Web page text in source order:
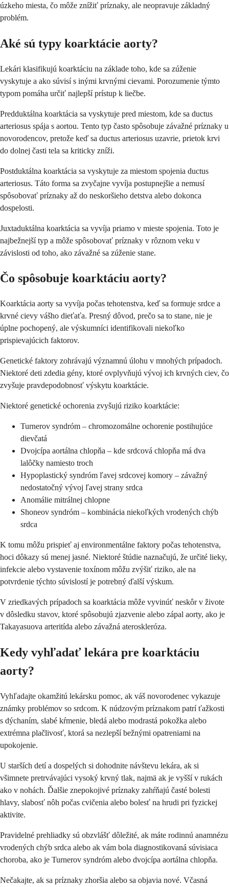
úzkeho miesta, čo môže znížiť príznaky, ale neopravuje základný
problém.
Aké sú typy koarktácie aorty?
Lekári klasifikujú koarktáciu na základe toho, kde sa zúženie
vyskytuje a ako súvisí s inými krvnými cievami. Porozumenie týmto
typom pomáha určiť najlepší prístup k liečbe.
Predduktálna koarktácia sa vyskytuje pred miestom, kde sa ductus
arteriosus spája s aortou. Tento typ často spôsobuje závažné príznaky u
novorodencov, pretože keď sa ductus arteriosus uzavrie, prietok krvi
do dolnej časti tela sa kriticky zníži.
Postduktálna koarktácia sa vyskytuje za miestom spojenia ductus
arteriosus. Táto forma sa zvyčajne vyvíja postupnejšie a nemusí
spôsobovať príznaky až do neskoršieho detstva alebo dokonca
dospelosti.
Juxtaduktálna koarktácia sa vyvíja priamo v mieste spojenia. Toto je
najbežnejší typ a môže spôsobovať príznaky v rôznom veku v
závislosti od toho, ako závažné sa zúženie stane.
Čo spôsobuje koarktáciu aorty?
Koarktácia aorty sa vyvíja počas tehotenstva, keď sa formuje srdce a
krvné cievy vášho dieťaťa. Presný dôvod, prečo sa to stane, nie je
úplne pochopený, ale výskumníci identifikovali niekoľko
prispievajúcich faktorov.
Genetické faktory zohrávajú významnú úlohu v mnohých prípadoch.
Niektoré deti zdedia gény, ktoré ovplyvňujú vývoj ich krvných ciev, čo
zvyšuje pravdepodobnosť výskytu koarktácie.
Niektoré genetické ochorenia zvyšujú riziko koarktácie:
Turnerov syndróm – chromozomálne ochorenie postihujúce
dievčatá
Dvojcípa aortálna chlopňa – kde srdcová chlopňa má dva
lalôčky namiesto troch
Hypoplastický syndróm ľavej srdcovej komory – závažný
nedostatočný vývoj ľavej strany srdca
Anomálie mitrálnej chlopne
Shoneov syndróm – kombinácia niekoľkých vrodených chýb
srdca
K tomu môžu prispieť aj environmentálne faktory počas tehotenstva,
hoci dôkazy sú menej jasné. Niektoré štúdie naznačujú, že určité lieky,
infekcie alebo vystavenie toxínom môžu zvýšiť riziko, ale na
potvrdenie týchto súvislostí je potrebný ďalší výskum.
V zriedkavých prípadoch sa koarktácia môže vyvinúť neskôr v živote
v dôsledku stavov, ktoré spôsobujú zjazvenie alebo zápal aorty, ako je
Takayasuova arteritída alebo závažná ateroskleróza.
Kedy vyhľadať lekára pre koarktáciu
aorty?
Vyhľadajte okamžitú lekársku pomoc, ak váš novorodenec vykazuje
známky problémov so srdcom. K núdzovým príznakom patrí ťažkosti
s dýchaním, slabé kŕmenie, bledá alebo modrastá pokožka alebo
extrémna plačlivosť, ktorá sa nezlepší bežnými opatreniami na
upokojenie.
U starších detí a dospelých si dohodnite návštevu lekára, ak si
všimnete pretrvávajúci vysoký krvný tlak, najmä ak je vyšší v rukách
ako v nohách. Ďalšie znepokojivé príznaky zahŕňajú časté bolesti
hlavy, slabosť nôh počas cvičenia alebo bolesť na hrudi pri fyzickej
aktivite.
Pravidelné prehliadky sú obzvlášť dôležité, ak máte rodinnú anamnézu
vrodených chýb srdca alebo ak vám bola diagnostikovaná súvisiaca
choroba, ako je Turnerov syndróm alebo dvojcípa aortálna chlopňa.
Nečakajte, ak sa príznaky zhoršia alebo sa objavia nové. Včasná